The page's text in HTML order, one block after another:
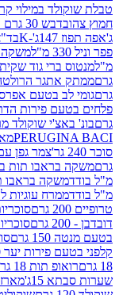
קרם דובדבן 86 גרם
דבש 30 גרם עמק חפר
בד"צ טורינו
משקה דר פפר בקבוק
גוד שקית 140 גרם
הרולטה ג'לי ענק 90 גרם
אפרסק 500 גרם
הדר 1 ק"ג
שוקולד מריר 175ג'
מארז מרציפן
תות בננה 300 מ"ל בודד
בראבו תפוזים 300 מ"ל בודד
עוגיות לוטוס קרמל 400 גרם
סוכריות בפחית פרות
סוכריות קלפני בטעם
סוכריות קלפני
יער 150 גרם
תות 18 גרם
רואופ פטל 18
מארז טסה מאוהב